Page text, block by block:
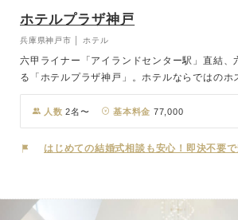
ホテルプラザ神戸
兵庫県神戸市 │ ホテル
六甲ライナー「アイランドセンター駅」直結、
る「ホテルプラザ神戸」。ホテルならではのホ
ト体制があり、地上60mのガーデンでは、自由
す。ホテルとゲストハウスの両方の魅力を兼ね
叶います。都会の喧騒から離れた天空のガーデ
テルでは珍しい独立型のチャペル。木のぬくも
雰囲気ですが、サンセットや夜景の中では幻想
人数 2名〜 基本料金 77,000
はじめての結婚式相談も安心！即決不要